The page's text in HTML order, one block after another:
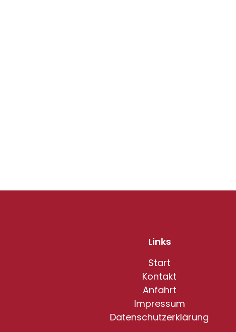
Links
Start
Kontakt
Anfahrt
Impressum
Datenschutzerklärung